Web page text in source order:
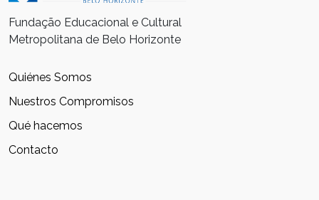
Fundação Educacional e Cultural
Metropolitana de Belo Horizonte
Quiénes Somos
Nuestros Compromisos
Qué hacemos
Contacto